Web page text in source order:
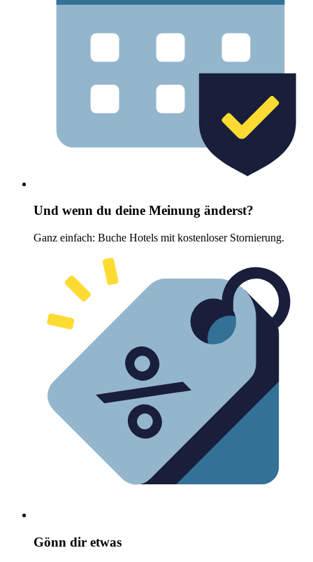
Und wenn du deine Meinung änderst?
Ganz einfach: Buche Hotels mit kostenloser Stornierung.
Gönn dir etwas